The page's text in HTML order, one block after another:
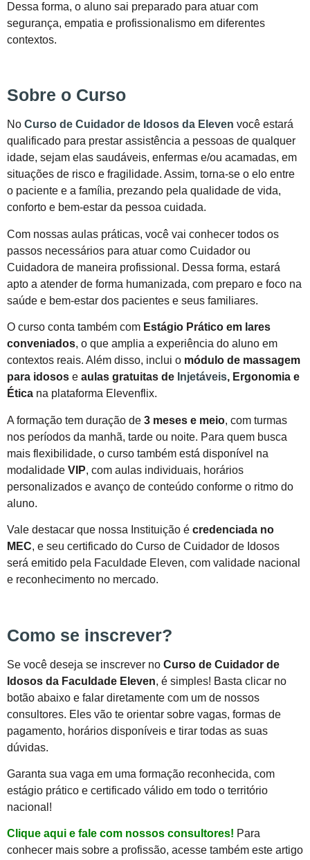
Dessa forma, o aluno sai preparado para atuar com
segurança, empatia e profissionalismo em diferentes
contextos.
Sobre o Curso
No Curso de Cuidador de Idosos da Eleven você estará
qualificado para prestar assistência a pessoas de qualquer
idade, sejam elas saudáveis, enfermas e/ou acamadas, em
situações de risco e fragilidade. Assim, torna-se o elo entre
o paciente e a família, prezando pela qualidade de vida,
conforto e bem-estar da pessoa cuidada.
Com nossas aulas práticas, você vai conhecer todos os
passos necessários para atuar como Cuidador ou
Cuidadora de maneira profissional. Dessa forma, estará
apto a atender de forma humanizada, com preparo e foco na
saúde e bem-estar dos pacientes e seus familiares.
O curso conta também com Estágio Prático em lares
conveniados, o que amplia a experiência do aluno em
contextos reais. Além disso, inclui o módulo de massagem
para idosos e aulas gratuitas de Injetáveis, Ergonomia e
Ética na plataforma Elevenflix.
A formação tem duração de 3 meses e meio, com turmas
nos períodos da manhã, tarde ou noite. Para quem busca
mais flexibilidade, o curso também está disponível na
modalidade VIP, com aulas individuais, horários
personalizados e avanço de conteúdo conforme o ritmo do
aluno.
Vale destacar que nossa Instituição é credenciada no
MEC, e seu certificado do Curso de Cuidador de Idosos
será emitido pela Faculdade Eleven, com validade nacional
e reconhecimento no mercado.
Como se inscrever?
Se você deseja se inscrever no Curso de Cuidador de
Idosos da Faculdade Eleven, é simples! Basta clicar no
botão abaixo e falar diretamente com um de nossos
consultores. Eles vão te orientar sobre vagas, formas de
pagamento, horários disponíveis e tirar todas as suas
dúvidas.
Garanta sua vaga em uma formação reconhecida, com
estágio prático e certificado válido em todo o território
nacional!
Clique aqui e fale com nossos consultores! Para
conhecer mais sobre a profissão, acesse também este artigo